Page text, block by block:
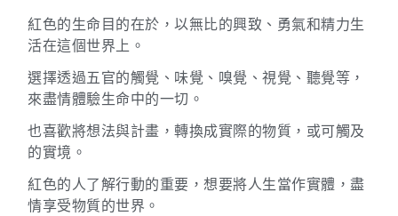
紅色的生命目的在於，以無比的興致、勇氣和精力生
活在這個世界上。
選擇透過五官的觸覺、味覺、嗅覺、視覺、聽覺等，
來盡情體驗生命中的一切。
也喜歡將想法與計畫，轉換成實際的物質，或可觸及
的實境。
紅色的人了解行動的重要，想要將人生當作實體，盡
情享受物質的世界。